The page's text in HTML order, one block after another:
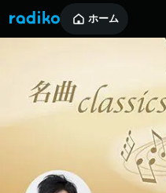
ホーム